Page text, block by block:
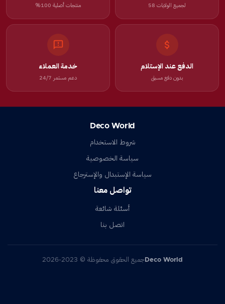
لجميع الولايات 58 منتجات أصلية 100%
الدفع عند الإستلام
بدون دفع مسبق
خدمة العملاء
دعم مستمر 24/7
Deco World
شروط الاستخدام
سياسة الخصوصية
سياسة الإستبدال والإسترجاع
تواصل معنا
أسئلة شائعة
اتصل بنا
Deco World جميع الحقوق محفوظة © 2023-2026